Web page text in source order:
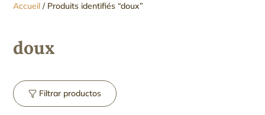
Accueil / Produits identifiés “doux”
doux
Filtrar productos